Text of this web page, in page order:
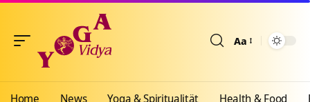
Aa
Home News Yoga & Spiritualität Health & Food